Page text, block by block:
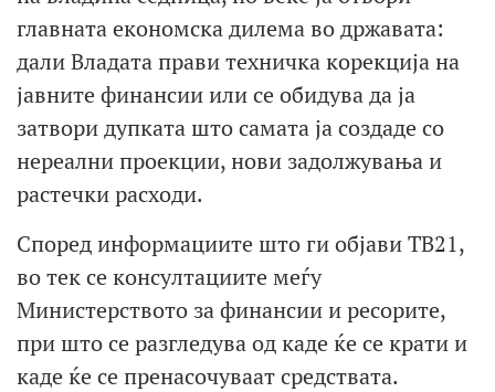
главната економска дилема во државата:
дали Владата прави техничка корекција на
јавните финансии или се обидува да ја
затвори дупката што самата ја создаде со
нереални проекции, нови задолжувања и
растечки расходи.
Според информациите што ги објави ТВ21,
во тек се консултациите меѓу
Министерството за финансии и ресорите,
при што се разгледува од каде ќе се крати и
каде ќе се пренасочуваат средствата.